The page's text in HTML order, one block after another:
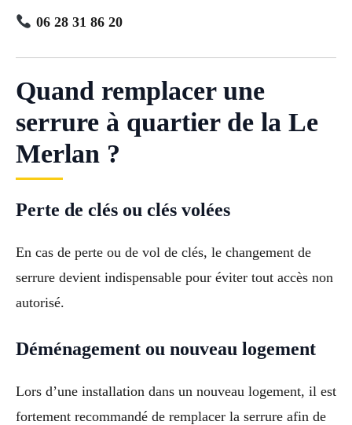
06 28 31 86 20
Quand remplacer une
serrure à quartier de la Le
Merlan ?
Perte de clés ou clés volées
En cas de perte ou de vol de clés, le changement de
serrure devient indispensable pour éviter tout accès non
autorisé.
Déménagement ou nouveau logement
Lors d’une installation dans un nouveau logement, il est
fortement recommandé de remplacer la serrure afin de